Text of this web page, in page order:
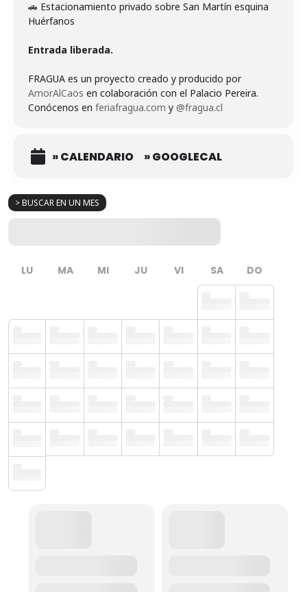
> BUSCAR EN UN MES
LU MA MI JU VI SA DO
🚗 Estacionamiento privado sobre San Martín esquina
Huérfanos
Entrada liberada.
FRAGUA es un proyecto creado y producido por
AmorAlCaos en colaboración con el Palacio Pereira.
Conócenos en feriafragua.com y @fragua.cl
» CALENDARIO » GOOGLECAL